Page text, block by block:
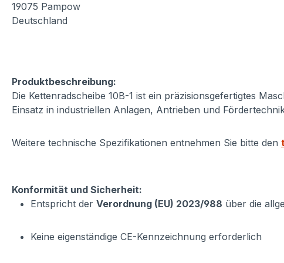
19075 Pampow
Deutschland
Produktbeschreibung:
Die Kettenradscheibe 10B-1 ist ein präzisionsgefertigtes
Einsatz in industriellen Anlagen, Antrieben und
Weitere technische Spezifikationen entnehmen Sie bitte den
Konformität und Sicherheit:
Entspricht der Verordnung (EU) 2023/988 über die
Keine eigenständige CE-Kennzeichnung erforderlich